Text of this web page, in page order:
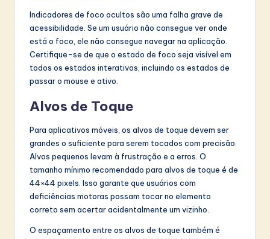
Indicadores de foco ocultos são uma falha grave de
acessibilidade. Se um usuário não consegue ver onde
está o foco, ele não consegue navegar na aplicação.
Certifique-se de que o estado de foco seja visível em
todos os estados interativos, incluindo os estados de
passar o mouse e ativo.
Alvos de Toque
Para aplicativos móveis, os alvos de toque devem ser
grandes o suficiente para serem tocados com precisão.
Alvos pequenos levam à frustração e a erros. O
tamanho mínimo recomendado para alvos de toque é de
44×44 pixels. Isso garante que usuários com
deficiências motoras possam tocar no elemento
correto sem acertar acidentalmente um vizinho.
O espaçamento entre os alvos de toque também é